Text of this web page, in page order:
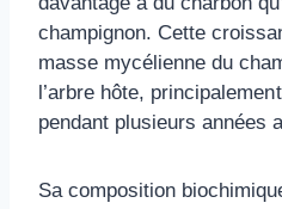
champignon. Cette
masse mycélienne du
l’arbre hôte,
pendant plusieurs années
Sa composition